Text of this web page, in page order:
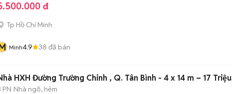
đ
Tp Hồ Chí Minh
Minh4.9 38 đã bán
HXH Đường Trường Chinh , Q. Tân Bình - 4 x 14 m – 17 Triệu
PN Nhà ngõ, hẻm